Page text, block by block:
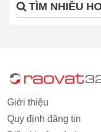
TÌM NHIỀU
Giới thiệu
Quy định đăng tin